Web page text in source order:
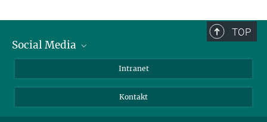
TOP
Social Media
Facebook
Instagram
Intranet
Kontakt